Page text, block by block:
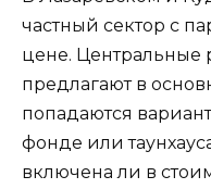
частный сектор с
цене. Центральные
предлагают в
попадаются
фонде или
включена ли в